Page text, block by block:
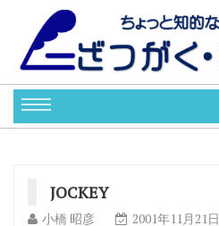
JOCKEY
小橋 昭彦 2001年11月21日